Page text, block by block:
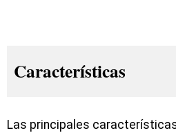
Características
Las principales